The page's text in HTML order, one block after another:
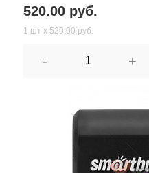
520.00 руб.
1 шт х 520.00 руб.
- +